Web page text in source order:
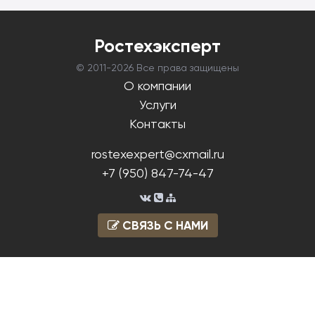
Ростехэксперт
© 2011-2026 Все права защищены
О компании
Услуги
Контакты
rostexexpert@cxmail.ru
+7 (950) 847-74-47
СВЯЗЬ С НАМИ